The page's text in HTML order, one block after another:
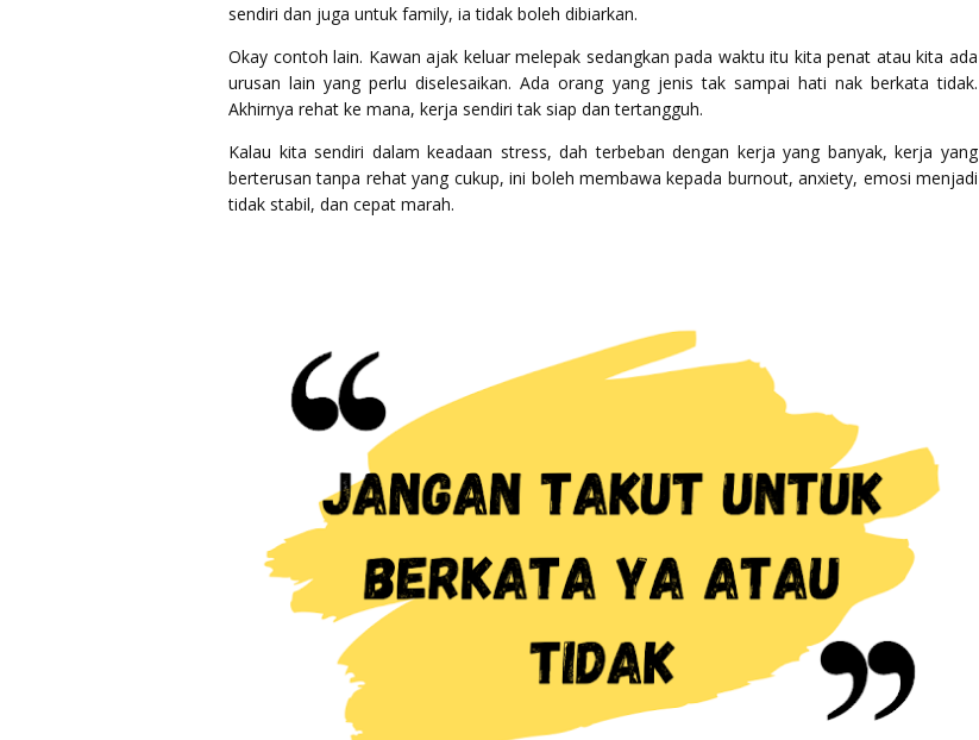
sendiri dan juga untuk family, ia tidak boleh dibiarkan.
Okay contoh lain. Kawan ajak keluar melepak sedangkan pada waktu itu kita penat atau kita ada
urusan lain yang perlu diselesaikan. Ada orang yang jenis tak sampai hati nak berkata tidak.
Akhirnya rehat ke mana, kerja sendiri tak siap dan tertangguh.
Kalau kita sendiri dalam keadaan stress, dah terbeban dengan kerja yang banyak, kerja yang
berterusan tanpa rehat yang cukup, ini boleh membawa kepada burnout, anxiety, emosi menjadi
tidak stabil, dan cepat marah.